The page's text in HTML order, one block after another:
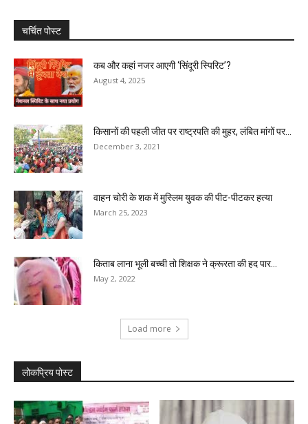
चर्चित पोस्ट
कब और कहां नजर आएगी ‘सिंदूरी स्पिरिट’?
August 4, 2025
किसानों की पहली जीत पर राष्ट्रपति की मुहर, लंबित मांगों पर...
December 3, 2021
वाहन चोरी के शक में मुस्लिम युवक की पीट-पीटकर हत्या
March 25, 2023
किताब लाना भूली बच्ची तो शिक्षक ने क्रूरता की हद पार...
May 2, 2022
Load more
लोकप्रिय पोस्ट